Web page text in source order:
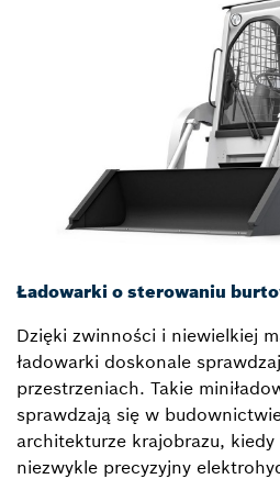
Ładowarki o sterowaniu
Dzięki zwinności i niewielkiej
ładowarki doskonale
przestrzeniach. Takie
sprawdzają się w
architekturze krajobrazu,
niezwykle precyzyjny